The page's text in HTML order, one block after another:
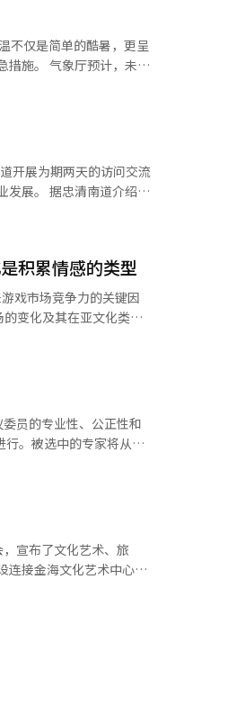
我感受到深深的情
能（AI）系统翻译与编辑。
面，Tving此前与HBO
世界杯等大型活动导致
降53.7%，为1902亿韩
分销基础，同时，综艺
时间因全球OTT平台的
元，增长21.2%。通过
动了增长。结果，移动
）增长10.5%。CJ
‘厨师兵传奇’等内容IP
基础，同时通过内容和
不仅是简单的酷暑，更呈
，未来
地区发布了今夏首
动旅游咨询处的运营也
障了安全，但收入中断
据计划，市政府发包的
区和独居老人的安全管
暑场所等。 针对直
低保家庭紧急提供5万韩
的运营，直至周末，全
续进行强有力的现场应
开展为期两天的访问交流
介绍，
地学生文化交流机构密
多中国团体游客赴忠清
一体的复合型停留式旅
范围，未来还将推动中
积累情感的类型
戏市场竞争力的关键因
变化及其在亚文化类型
目，2024年创立了迪那
代表指出：“在人人都
为开发公司的核心竞争
“重复性和模式化的工作
者的独特解读来填
提高开发效率，还要设
平台的普及和全球粉丝
业的主要支柱。 亚文化
角色扮演、粉丝艺术等
心。 朴代表本人也是一
。他选择自己最熟悉和
中的设定和故事，积累
真正的成功公式。”
员的专业性、公正性和
，也将被视为具备同等
行申请。候选人将经过
期结束也需重新申请。
宣布了文化艺术、旅
连接金海文化艺术中心与
方米的文化广场。同
个项目的预算在研究中
中反映实施设计费用
面型文化广场。目前，